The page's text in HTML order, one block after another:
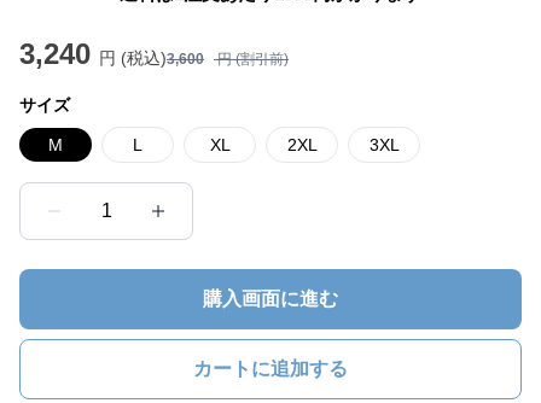
3,240 円 (税込)3,600 円 (割引前)
サイズ
M L XL 2XL 3XL
1
購入画面に進む
カートに追加する